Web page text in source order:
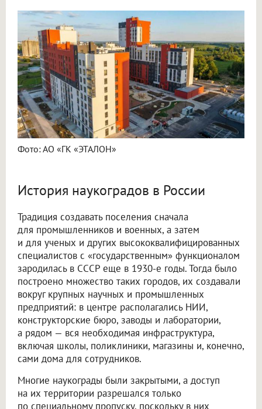
Фото: АО «ГК «ЭТАЛОН»
История наукоградов в России
Традиция создавать поселения сначала
для промышленников и военных, а затем
и для ученых и других высококвалифицированных
специалистов с «государственным» функционалом
зародилась в СССР еще в 1930-е годы. Тогда было
построено множество таких городов, их создавали
вокруг крупных научных и промышленных
предприятий: в центре располагались НИИ,
конструкторские бюро, заводы и лаборатории,
а рядом — вся необходимая инфраструктура,
включая школы, поликлиники, магазины и, конечно,
сами дома для сотрудников.
Многие наукограды были закрытыми, а доступ
на их территории разрешался только
по специальному пропуску, поскольку в них